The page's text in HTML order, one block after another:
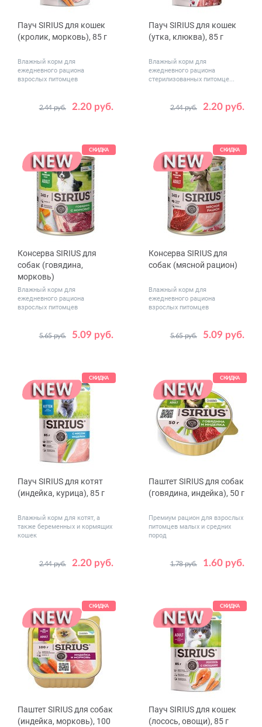
Пауч SIRIUS для кошек
(кролик, морковь), 85 г
Влажный корм для
ежедневного рациона
взрослых питомцев
2.20 руб.
2.44 руб.
Количество
1 24
Пауч SIRIUS для кошек
(утка, клюква), 85 г
Влажный корм для
ежедневного рациона
стерилизованных питомце...
2.20 руб.
2.44 руб.
Количество
1 24
СКИДКА
Консерва SIRIUS для
собак (говядина,
морковь)
Влажный корм для
ежедневного рациона
взрослых питомцев
5.09 руб.
5.65 руб.
340 850
СКИДКА
Консерва SIRIUS для
собак (мясной рацион)
Влажный корм для
ежедневного рациона
взрослых питомцев
5.09 руб.
5.65 руб.
340 850
СКИДКА
Пауч SIRIUS для котят
(индейка, курица), 85 г
Влажный корм для котят, а
также беременных и кормящих
кошек
2.20 руб.
2.44 руб.
Количество
1 24
СКИДКА
Паштет SIRIUS для собак
(говядина, индейка), 50 г
Премиум рацион для взрослых
питомцев малых и средних
пород
1.60 руб.
1.78 руб.
Количество
1 20
СКИДКА
Паштет SIRIUS для собак
(индейка, морковь), 100
СКИДКА
Пауч SIRIUS для кошек
(лосось, овощи), 85 г